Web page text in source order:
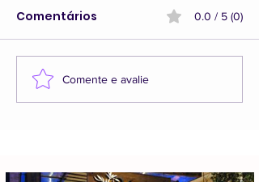
Comentários 0.0 / 5 (0)
Comente e avalie